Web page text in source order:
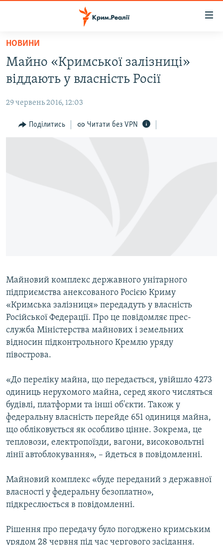
Перейти
основного
матеріалу
до
навігації
Перейти
ВІДЕО ТА ФОТО
ПОЛІТИКА
БЛОГИ
Усі сайти RFE/RL
НОВИНИ
Майно «Кримської залізниці»
віддають у власність Росії
29 червень 2016, 12:03
Поділитись Читати без VPN
Майновий комплекс державного унітарного
підприємства анексованого Росією Криму
«Кримська залізниця» передадуть у власність
Російської Федерації. Про це повідомляє прес-
служба Міністерства майнових і земельних
відносин підконтрольного Кремлю уряду
півострова.
«До переліку майна, що передається, увійшло 4273
одиниць нерухомого майна, серед якого числяться
будівлі, платформи та інші об'єкти. Також у
федеральну власність перейде 651 одиниця майна,
що обліковується як особливо цінне. Зокрема, це
тепловози, електропоїзди, вагони, високовольтні
лінії автоблокування», – йдеться в повідомленні.
Майновий комплекс «буде переданий з державної
власності у федеральну безоплатно»,
підкреслюється в повідомленні.
Рішення про передачу було погоджено кримським
урядом 28 червня під час чергового засідання.